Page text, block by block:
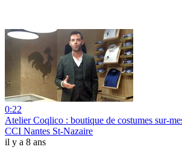
0:22
Atelier Coqlico : boutique de costumes sur-
CCI Nantes St-Nazaire
il y a 8 ans